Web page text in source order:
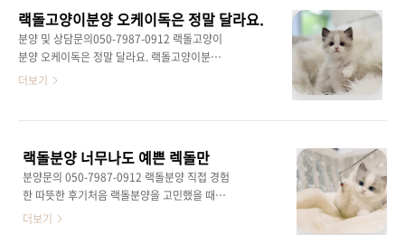
부담이 적어요. 이 특성은 활동량이 많은 품종을
부담스러..
랙돌고양이는 중대형 체형에 부드러운 장모를
가진 품종으로 전반적인 움직임이 느긋한 편이
에요. 급격한 점프나 과한 활동보다는 바닥 위 이
동과 휴식을 선호해 실내 생활에 안정적으로 적
응해요. 활동량이 과하지 않아 차분한 생활 패턴
또 다른 특징은 사람 중심의 행동이에요. 집사의
자만의 시간을 길게 고집하지는 ..
랙돌고양이분양 오케이독은 정말 달라요.
분양 및 상담문의050-7987-0912 랙돌고양이
분양 오케이독은 정말 달라요. 랙돌고양이분양
오케이독을 알아보는 분들 중에는 품종 이름은
기본 이해가 중요해요. 랙돌고양이는 전반적으
로 차분하고 느긋한 성향을 가진 품종으로 집 안
환경에 안정적으로 적응하는 편이에요. 활동성
이 아주 높은 타입은 아니어서 과도한 운동이나
복잡한 놀이 환경이 없어도 스트레스를 크게 받
더보기
랙돌분양 너무나도 예쁜 렉돌만
분양문의 050-7987-0912 랙돌분양 직접 경험
한 따뜻한 후기처음 랙돌분양을 고민했을 때는
솔직히 마음이 많이 흔들렸어요.이 작은 아이가
더보기